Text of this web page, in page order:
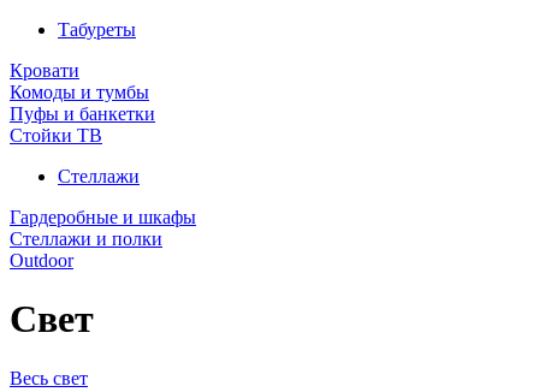
Табуреты
Кровати
Комоды и тумбы
Пуфы и банкетки
Стойки ТВ
Стеллажи
Гардеробные и шкафы
Стеллажи и полки
Outdoor
Свет
Весь свет